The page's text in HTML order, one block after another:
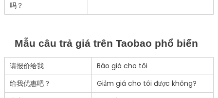
吗？
Mẫu câu trả giá trên Taobao phổ biến
请报价给我
Báo giá cho tôi
给我优惠吧？
Giảm giá cho tôi được không?